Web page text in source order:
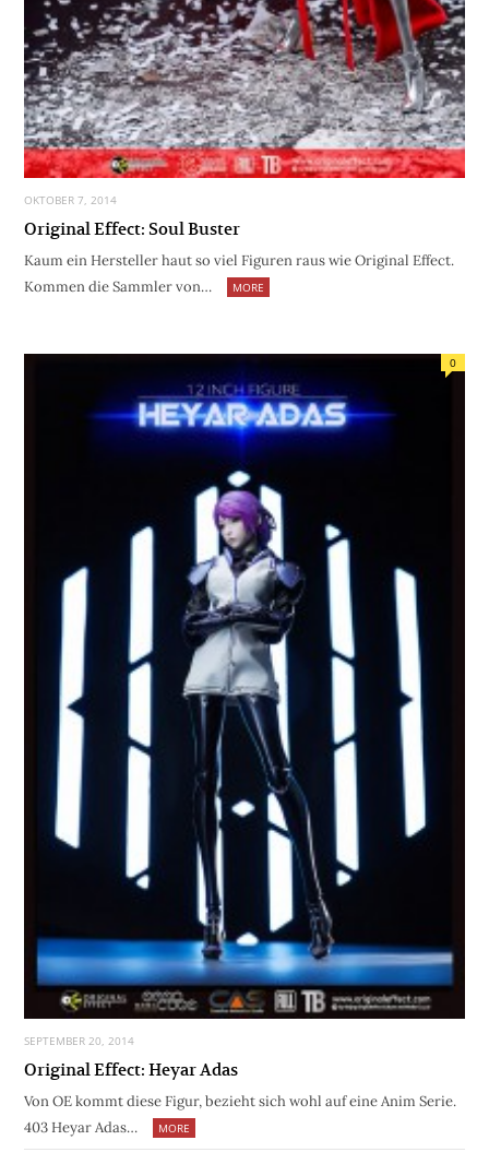
OKTOBER 7, 2014
Original Effect: Soul Buster
Kaum ein Hersteller haut so viel Figuren raus wie Original Effect.
Kommen die Sammler von…
MORE
SEPTEMBER 20, 2014
0
Original Effect: Heyar Adas
Von OE kommt diese Figur, bezieht sich wohl auf eine Anim Serie.
403 Heyar Adas…
MORE